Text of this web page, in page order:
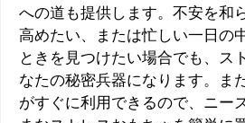
への道も提供します。不安を和
高めたい、または忙しい一日の
ときを見つけたい場合でも、ス
なたの秘密兵器になります。ま
がすぐに利用できるので、ニー